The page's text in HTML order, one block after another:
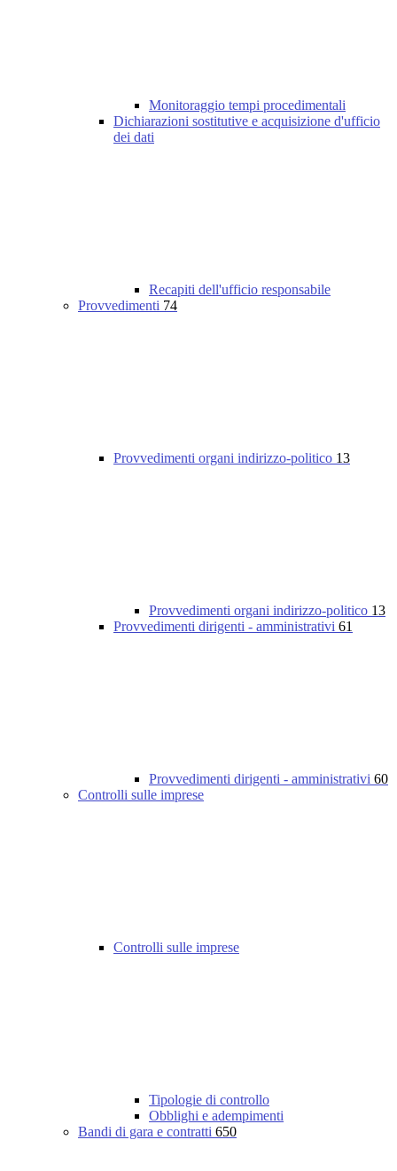
Monitoraggio tempi procedimentali
Dichiarazioni sostitutive e acquisizione d'ufficio
dei dati
Recapiti dell'ufficio responsabile
Provvedimenti 74
Provvedimenti organi indirizzo-politico 13
Provvedimenti organi indirizzo-politico 13
Provvedimenti dirigenti - amministrativi 61
Provvedimenti dirigenti - amministrativi 60
Controlli sulle imprese
Controlli sulle imprese
Tipologie di controllo
Obblighi e adempimenti
Bandi di gara e contratti 650